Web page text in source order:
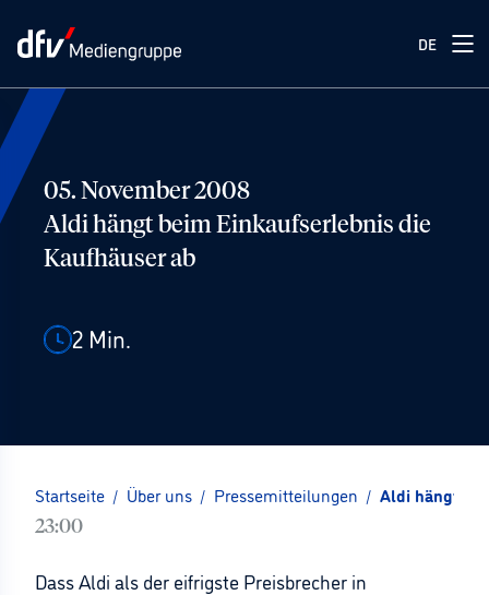
DE
05. November 2008
Aldi hängt beim Einkaufserlebnis die
Kaufhäuser ab
2 Min.
Startseite / Über uns / Pressemitteilungen / Aldi hängt
23:00
Dass Aldi als der eifrigste Preisbrecher in